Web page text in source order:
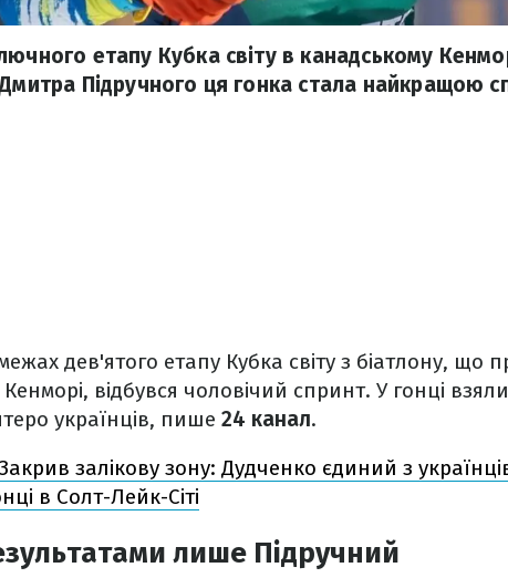
етапу Кубка світу в канадському
Підручного ця гонка стала найкращою
дев'ятого етапу Кубка світу з біатлону, що
відбувся чоловічий спринт. У гонці
українців, пише 24 канал.
залікову зону: Дудченко єдиний з
в Солт-Лейк-Сіті
лише Підручний